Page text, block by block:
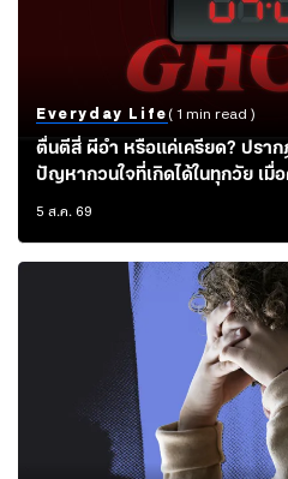
Everyday Life ( 1 min read )
ตื่นตีสี่ ผีอำ หรือแค่เครียด? ปรา
ปัญหากวนใจที่เกิดได้ในทุกวัย เมื่
คืนเดียว
5 ส.ค. 69